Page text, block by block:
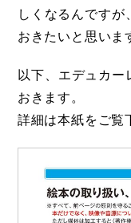
しくなるんですが
おきたいと思いま
以下、エデュカ
おきます。
詳細は本紙をご覧